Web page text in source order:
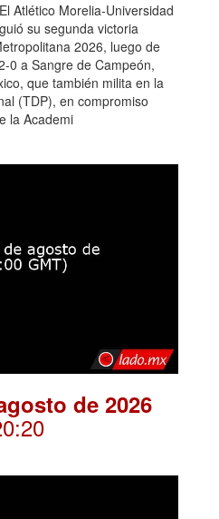
Atlético Morelia-Universidad
su segunda victoria
2026, luego de
0 a Sangre de Campeón,
que también milita en la
(TDP), en compromiso
la Academi
de 2026